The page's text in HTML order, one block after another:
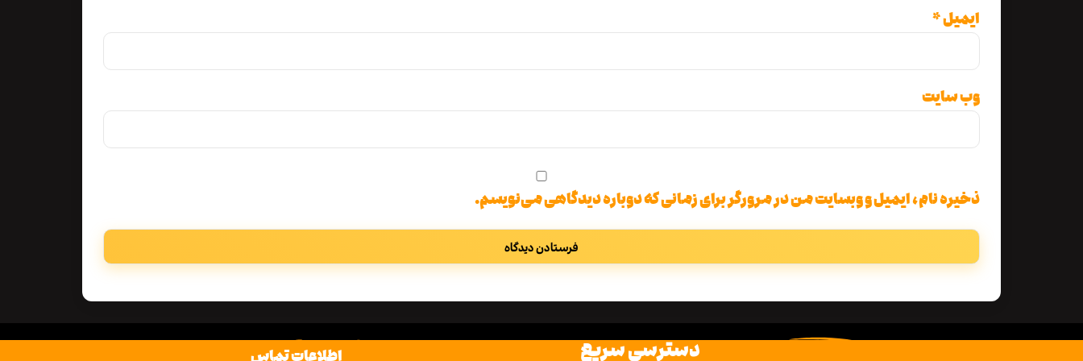
ایمیل*
وب‌ سایت
ذخیره نام، ایمیل و وبسایت من در مرورگر برای زمانی که دوباره دیدگاهی می‌نویسم.
دسترسی سریع